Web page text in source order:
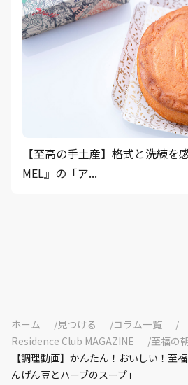
【至高の手土産】格式と洗練を
MEL』の「ア...
ホーム 見つける
コラム一覧
Residence Club MAGAZINE
至福の
【調理動画】かんたん！おいしい！至
んげん豆とハーブのスープ」